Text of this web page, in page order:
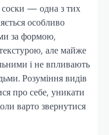
соски — одна з тих
особливо
за формою,
але майже
і не впливають
Розуміння видів
про себе, уникати
варто звернутися